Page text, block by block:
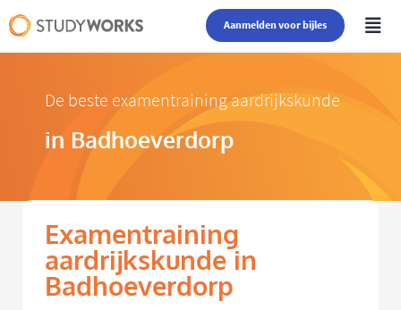
Aanmelden voor bijles
De beste examentraining aardrijkskunde
in Badhoeverdorp
Examentraining
aardrijkskunde in
Badhoeverdorp